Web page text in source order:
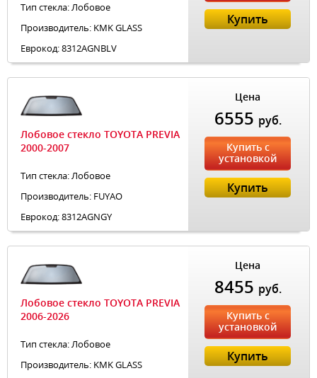
Тип стекла: Лобовое
Производитель: KMK GLASS
Еврокод: 8312AGNBLV
Купить
Лобовое стекло TOYOTA PREVIA
2000-2007
Тип стекла: Лобовое
Производитель: FUYAO
Еврокод: 8312AGNGY
Цена
6555 руб.
Купить с
установкой
Купить
Лобовое стекло TOYOTA PREVIA
2006-2026
Тип стекла: Лобовое
Производитель: KMK GLASS
Цена
8455 руб.
Купить с
установкой
Купить